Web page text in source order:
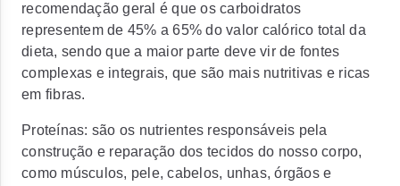
recomendação geral é que os carboidratos
representem de 45% a 65% do valor calórico total da
dieta, sendo que a maior parte deve vir de fontes
complexas e integrais, que são mais nutritivas e ricas
em fibras.
Proteínas: são os nutrientes responsáveis pela
construção e reparação dos tecidos do nosso corpo,
como músculos, pele, cabelos, unhas, órgãos e